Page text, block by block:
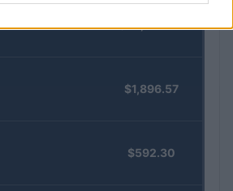
$64,478.00
$1,896.57
$592.30